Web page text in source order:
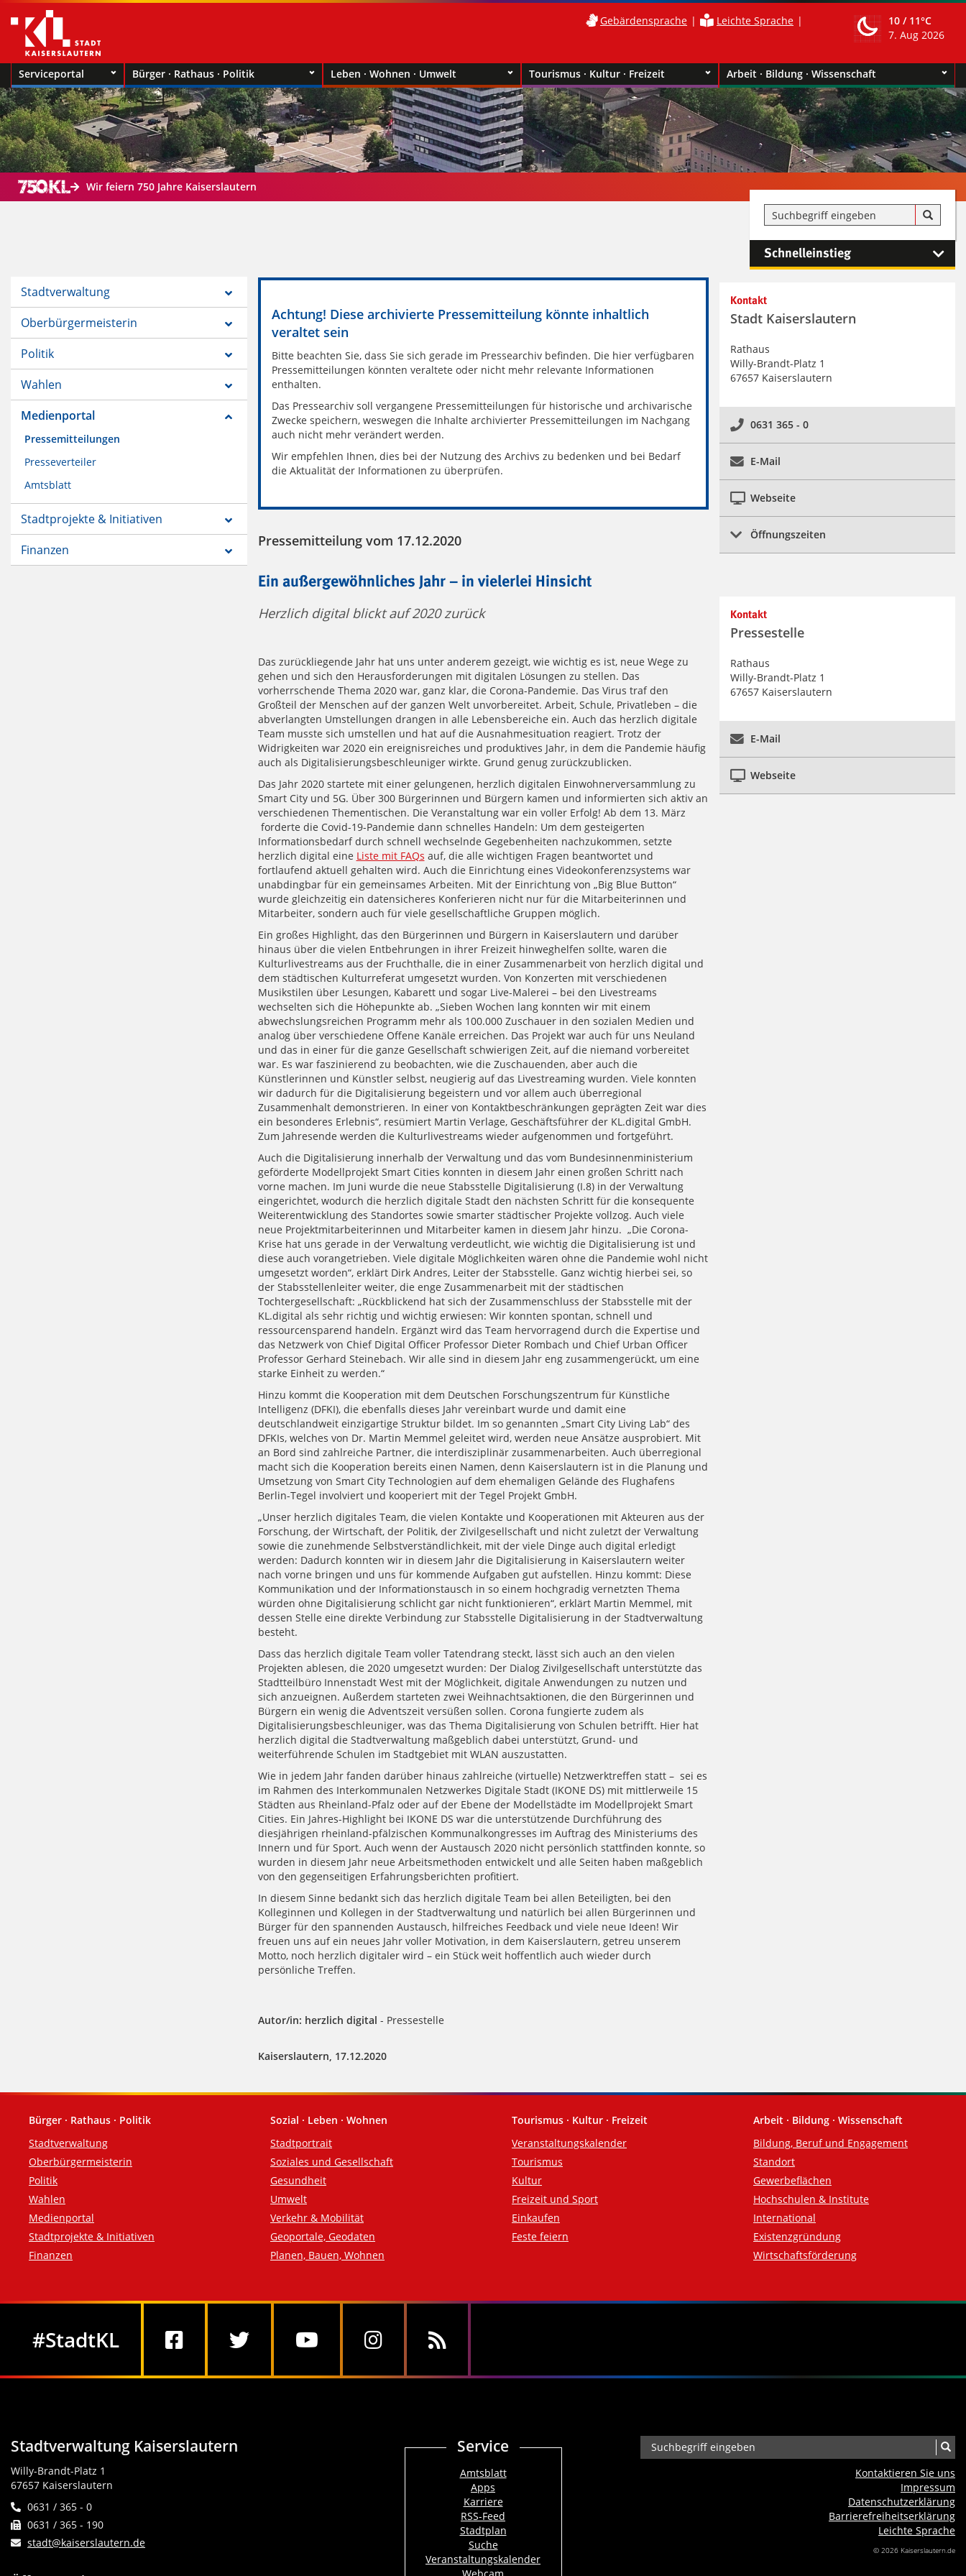
Gebärdensprache Leichte Sprache 10 / 11°C
7. Aug 2026
Serviceportal Bürger · Rathaus · Politik Leben · Wohnen · Umwelt Tourismus · Kultur · Freizeit Arbeit · Bildung · Wissenschaft
Wir feiern 750 Jahre Kaiserslautern
Schnelleinstieg
Stadtverwaltung
Oberbürgermeisterin
Politik
Wahlen
Medienportal
Pressemitteilungen
Presseverteiler
Amtsblatt
Stadtprojekte & Initiativen
Finanzen
Achtung! Diese archivierte Pressemitteilung könnte inhaltlich
veraltet sein
Bitte beachten Sie, dass Sie sich gerade im Pressearchiv befinden. Die hier verfügbaren
Pressemitteilungen könnten veraltete oder nicht mehr relevante Informationen
enthalten.
Das Pressearchiv soll vergangene Pressemitteilungen für historische und archivarische
Zwecke speichern, weswegen die Inhalte archivierter Pressemitteilungen im Nachgang
auch nicht mehr verändert werden.
Wir empfehlen Ihnen, dies bei der Nutzung des Archivs zu bedenken und bei Bedarf
die Aktualität der Informationen zu überprüfen.
Pressemitteilung vom 17.12.2020
Ein außergewöhnliches Jahr – in vielerlei Hinsicht
Herzlich digital blickt auf 2020 zurück
Das zurückliegende Jahr hat uns unter anderem gezeigt, wie wichtig es ist, neue Wege zu
gehen und sich den Herausforderungen mit digitalen Lösungen zu stellen. Das
vorherrschende Thema 2020 war, ganz klar, die Corona-Pandemie. Das Virus traf den
Großteil der Menschen auf der ganzen Welt unvorbereitet. Arbeit, Schule, Privatleben – die
abverlangten Umstellungen drangen in alle Lebensbereiche ein. Auch das herzlich digitale
Team musste sich umstellen und hat auf die Ausnahmesituation reagiert. Trotz der
Widrigkeiten war 2020 ein ereignisreiches und produktives Jahr, in dem die Pandemie häufig
auch als Digitalisierungsbeschleuniger wirkte. Grund genug zurückzublicken.
Das Jahr 2020 startete mit einer gelungenen, herzlich digitalen Einwohnerversammlung zu
Smart City und 5G. Über 300 Bürgerinnen und Bürgern kamen und informierten sich aktiv an
verschiedenen Thementischen. Die Veranstaltung war ein voller Erfolg! Ab dem 13. März
forderte die Covid-19-Pandemie dann schnelles Handeln: Um dem gesteigerten
Informationsbedarf durch schnell wechselnde Gegebenheiten nachzukommen, setzte
herzlich digital eine Liste mit FAQs auf, die alle wichtigen Fragen beantwortet und
fortlaufend aktuell gehalten wird. Auch die Einrichtung eines Videokonferenzsystems war
unabdingbar für ein gemeinsames Arbeiten. Mit der Einrichtung von „Big Blue Button“
wurde gleichzeitig ein datensicheres Konferieren nicht nur für die Mitarbeiterinnen und
Mitarbeiter, sondern auch für viele gesellschaftliche Gruppen möglich.
Ein großes Highlight, das den Bürgerinnen und Bürgern in Kaiserslautern und darüber
hinaus über die vielen Entbehrungen in ihrer Freizeit hinweghelfen sollte, waren die
Kulturlivestreams aus der Fruchthalle, die in einer Zusammenarbeit von herzlich digital und
dem städtischen Kulturreferat umgesetzt wurden. Von Konzerten mit verschiedenen
Musikstilen über Lesungen, Kabarett und sogar Live-Malerei – bei den Livestreams
wechselten sich die Höhepunkte ab. „Sieben Wochen lang konnten wir mit einem
abwechslungsreichen Programm mehr als 100.000 Zuschauer in den sozialen Medien und
analog über verschiedene Offene Kanäle erreichen. Das Projekt war auch für uns Neuland
und das in einer für die ganze Gesellschaft schwierigen Zeit, auf die niemand vorbereitet
war. Es war faszinierend zu beobachten, wie die Zuschauenden, aber auch die
Künstlerinnen und Künstler selbst, neugierig auf das Livestreaming wurden. Viele konnten
wir dadurch für die Digitalisierung begeistern und vor allem auch überregional
Zusammenhalt demonstrieren. In einer von Kontaktbeschränkungen geprägten Zeit war dies
ein besonderes Erlebnis“, resümiert Martin Verlage, Geschäftsführer der KL.digital GmbH.
Zum Jahresende werden die Kulturlivestreams wieder aufgenommen und fortgeführt.
Auch die Digitalisierung innerhalb der Verwaltung und das vom Bundesinnenministerium
geförderte Modellprojekt Smart Cities konnten in diesem Jahr einen großen Schritt nach
vorne machen. Im Juni wurde die neue Stabsstelle Digitalisierung (I.8) in der Verwaltung
eingerichtet, wodurch die herzlich digitale Stadt den nächsten Schritt für die konsequente
Weiterentwicklung des Standortes sowie smarter städtischer Projekte vollzog. Auch viele
neue Projektmitarbeiterinnen und Mitarbeiter kamen in diesem Jahr hinzu. „Die Corona-
Krise hat uns gerade in der Verwaltung verdeutlicht, wie wichtig die Digitalisierung ist und
diese auch vorangetrieben. Viele digitale Möglichkeiten wären ohne die Pandemie wohl nicht
umgesetzt worden“, erklärt Dirk Andres, Leiter der Stabsstelle. Ganz wichtig hierbei sei, so
der Stabsstellenleiter weiter, die enge Zusammenarbeit mit der städtischen
Tochtergesellschaft: „Rückblickend hat sich der Zusammenschluss der Stabsstelle mit der
KL.digital als sehr richtig und wichtig erwiesen: Wir konnten spontan, schnell und
ressourcensparend handeln. Ergänzt wird das Team hervorragend durch die Expertise und
das Netzwerk von Chief Digital Officer Professor Dieter Rombach und Chief Urban Officer
Professor Gerhard Steinebach. Wir alle sind in diesem Jahr eng zusammengerückt, um eine
starke Einheit zu werden.“
Hinzu kommt die Kooperation mit dem Deutschen Forschungszentrum für Künstliche
Intelligenz (DFKI), die ebenfalls dieses Jahr vereinbart wurde und damit eine
deutschlandweit einzigartige Struktur bildet. Im so genannten „Smart City Living Lab“ des
DFKIs, welches von Dr. Martin Memmel geleitet wird, werden neue Ansätze ausprobiert. Mit
an Bord sind zahlreiche Partner, die interdisziplinär zusammenarbeiten. Auch überregional
macht sich die Kooperation bereits einen Namen, denn Kaiserslautern ist in die Planung und
Umsetzung von Smart City Technologien auf dem ehemaligen Gelände des Flughafens
Berlin-Tegel involviert und kooperiert mit der Tegel Projekt GmbH.
„Unser herzlich digitales Team, die vielen Kontakte und Kooperationen mit Akteuren aus der
Forschung, der Wirtschaft, der Politik, der Zivilgesellschaft und nicht zuletzt der Verwaltung
sowie die zunehmende Selbstverständlichkeit, mit der viele Dinge auch digital erledigt
werden: Dadurch konnten wir in diesem Jahr die Digitalisierung in Kaiserslautern weiter
nach vorne bringen und uns für kommende Aufgaben gut aufstellen. Hinzu kommt: Diese
Kommunikation und der Informationstausch in so einem hochgradig vernetzten Thema
würden ohne Digitalisierung schlicht gar nicht funktionieren“, erklärt Martin Memmel, mit
dessen Stelle eine direkte Verbindung zur Stabsstelle Digitalisierung in der Stadtverwaltung
besteht.
Dass das herzlich digitale Team voller Tatendrang steckt, lässt sich auch an den vielen
Projekten ablesen, die 2020 umgesetzt wurden: Der Dialog Zivilgesellschaft unterstützte das
Stadtteilbüro Innenstadt West mit der Möglichkeit, digitale Anwendungen zu nutzen und
sich anzueignen. Außerdem starteten zwei Weihnachtsaktionen, die den Bürgerinnen und
Bürgern ein wenig die Adventszeit versüßen sollen. Corona fungierte zudem als
Digitalisierungsbeschleuniger, was das Thema Digitalisierung von Schulen betrifft. Hier hat
herzlich digital die Stadtverwaltung maßgeblich dabei unterstützt, Grund- und
weiterführende Schulen im Stadtgebiet mit WLAN auszustatten.
Wie in jedem Jahr fanden darüber hinaus zahlreiche (virtuelle) Netzwerktreffen statt – sei es
im Rahmen des Interkommunalen Netzwerkes Digitale Stadt (IKONE DS) mit mittlerweile 15
Städten aus Rheinland-Pfalz oder auf der Ebene der Modellstädte im Modellprojekt Smart
Cities. Ein Jahres-Highlight bei IKONE DS war die unterstützende Durchführung des
diesjährigen rheinland-pfälzischen Kommunalkongresses im Auftrag des Ministeriums des
Innern und für Sport. Auch wenn der Austausch 2020 nicht persönlich stattfinden konnte, so
wurden in diesem Jahr neue Arbeitsmethoden entwickelt und alle Seiten haben maßgeblich
von den gegenseitigen Erfahrungsberichten profitiert.
In diesem Sinne bedankt sich das herzlich digitale Team bei allen Beteiligten, bei den
Kolleginnen und Kollegen in der Stadtverwaltung und natürlich bei allen Bürgerinnen und
Bürger für den spannenden Austausch, hilfreiches Feedback und viele neue Ideen! Wir
freuen uns auf ein neues Jahr voller Motivation, in dem Kaiserslautern, getreu unserem
Motto, noch herzlich digitaler wird – ein Stück weit hoffentlich auch wieder durch
persönliche Treffen.
Autor/in: herzlich digital - Pressestelle
Kaiserslautern, 17.12.2020
Kontakt
Stadt Kaiserslautern
Rathaus
Willy-Brandt-Platz 1
67657 Kaiserslautern
0631 365 - 0
E-Mail
Webseite
Öffnungszeiten
Kontakt
Pressestelle
Rathaus
Willy-Brandt-Platz 1
67657 Kaiserslautern
E-Mail
Webseite
Fußzeile
Bürger · Rathaus · Politik
Stadtverwaltung
Oberbürgermeisterin
Politik
Wahlen
Medienportal
Stadtprojekte & Initiativen
Finanzen
Sozial · Leben · Wohnen
Stadtportrait
Soziales und Gesellschaft
Gesundheit
Umwelt
Verkehr & Mobilität
Geoportale, Geodaten
Planen, Bauen, Wohnen
Tourismus · Kultur · Freizeit
Veranstaltungskalender
Tourismus
Kultur
Freizeit und Sport
Einkaufen
Feste feiern
Arbeit · Bildung · Wissenschaft
Bildung, Beruf und Engagement
Standort
Gewerbeflächen
Hochschulen & Institute
International
Existenzgründung
Wirtschaftsförderung
#StadtKL
Stadtverwaltung Kaiserslautern
Willy-Brandt-Platz 1
67657 Kaiserslautern
0631 / 365 - 0
0631 / 365 - 190
stadt@kaiserslautern.de
Service
Amtsblatt
Apps
Karriere
RSS-Feed
Stadtplan
Suche
Veranstaltungskalender
Kontaktieren Sie uns
Impressum
Datenschutzerklärung
Barrierefreiheits­erklärung
Leichte Sprache
© 2026 Kaiserslautern.de